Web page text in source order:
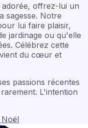
offrez-lui un
sagesse. Notre
lui faire plaisir,
jardinage ou qu'elle
Célébrez cette
vient du cœur et
passions récentes
L'intention
Noël